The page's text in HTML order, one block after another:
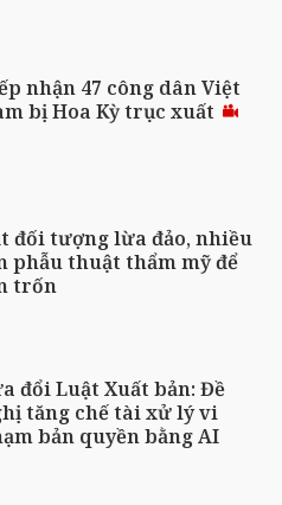
nhận 47 công dân Việt
bị Hoa Kỳ trục xuất
đối tượng lừa đảo, nhiều
phẫu thuật thẩm mỹ để
trốn
đổi Luật Xuất bản: Đề
tăng chế tài xử lý vi
bản quyền bằng AI